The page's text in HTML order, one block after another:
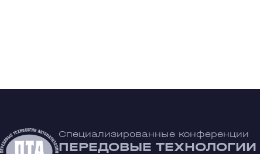
Специализированные конференции
ПЕРЕДОВЫЕ ТЕХНОЛОГИИ